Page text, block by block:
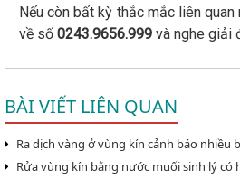
Nếu còn bất kỳ thắc mắc liên
về số 0243.9656.999 và nghe giải
BÀI VIẾT LIÊN QUAN
Ra dịch vàng ở vùng kín cảnh báo nhiều
Rửa vùng kín bằng nước muối sinh lý có